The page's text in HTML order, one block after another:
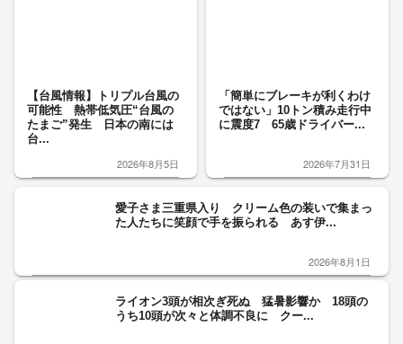
【台風情報】トリプル台風の
可能性 熱帯低気圧“台風の
たまご”発生 日本の南には
台...
2026年8月5日
「簡単にブレーキが利くわけ
ではない」10トン積み走行中
に震度7 65歳ドライバー...
2026年7月31日
愛子さま三重県入り クリーム色の装いで集まっ
た人たちに笑顔で手を振られる あす伊...
2026年8月1日
ライオン3頭が相次ぎ死ぬ 猛暑影響か 18頭の
うち10頭が次々と体調不良に クー...